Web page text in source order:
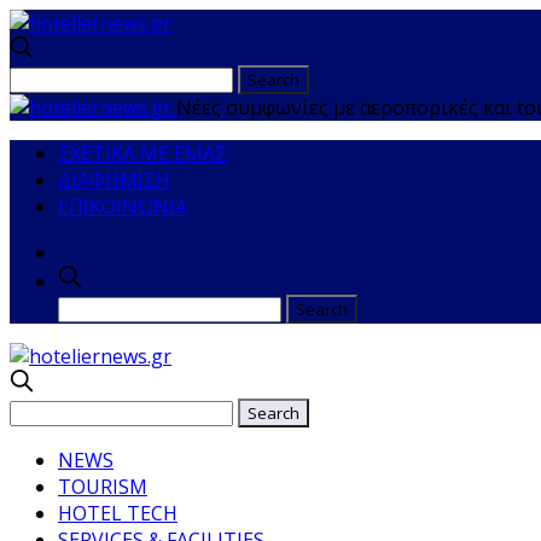
Νέες συμφωνίες με αεροπορικές και
ΣΧΕΤΙΚΑ ΜΕ ΕΜΑΣ
ΔΙΑΦΗΜΙΣΗ
ΕΠΙΚΟΙΝΩΝΙΑ
NEWS
TOURISM
HOTEL TECH